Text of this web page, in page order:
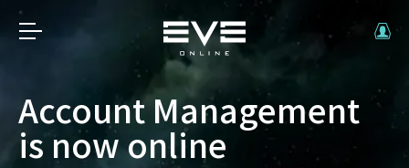
Account Management
is now online